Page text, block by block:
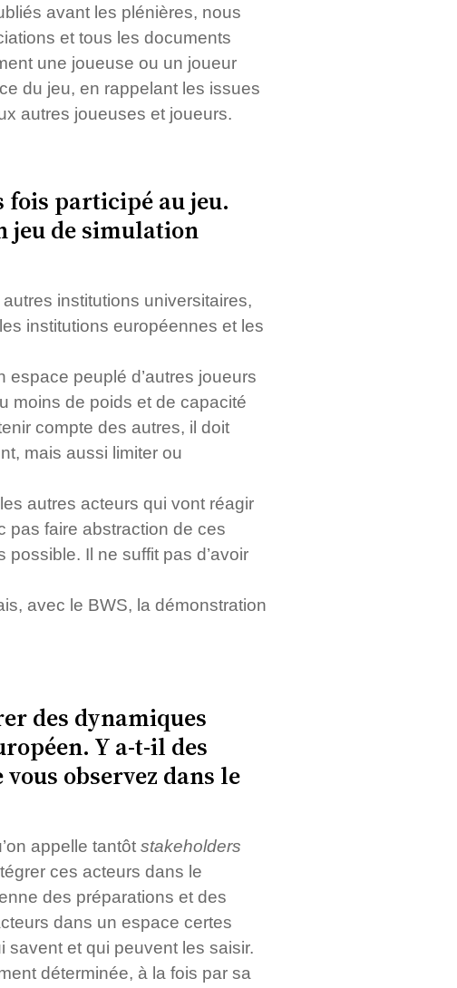
avant les plénières, nous
et tous les documents
une joueuse ou un joueur
du jeu, en rappelant les issues
autres joueuses et joueurs.
fois participé au jeu.
jeu de simulation
institutions universitaires,
institutions européennes et les
peuplé d’autres joueurs
moins de poids et de capacité
compte des autres, il doit
mais aussi limiter ou
autres acteurs qui vont réagir
pas faire abstraction de ces
possible. Il ne suffit pas d’avoir
avec le BWS, la démonstration
des dynamiques
Y a-t-il des
observez dans le
appelle tantôt stakeholders
ces acteurs dans le
des préparations et des
dans un espace certes
savent et qui peuvent les saisir.
déterminée, à la fois par sa